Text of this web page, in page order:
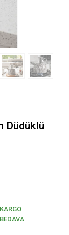
Düdüklü
KARGO
BEDAVA